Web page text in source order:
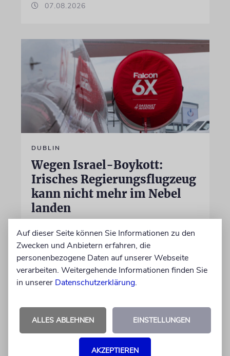
07.08.2026
DUBLIN
Wegen Israel-Boykott:
Irisches Regierungsflugzeug
kann nicht mehr im Nebel
landen
das System »FalconEye« verzichtet, weil der
israelische Rüstungskonzern Elbit Systems an
dem Produkt beteiligt ist
Auf dieser Seite können Sie Informationen zu den
Zwecken und Anbietern erfahren, die
personenbezogene Daten auf unserer Webseite
verarbeiten. Weitergehende Informationen finden Sie
in unserer Datenschutzerklärung.
ALLES ABLEHNEN EINSTELLUNGEN
AKZEPTIEREN